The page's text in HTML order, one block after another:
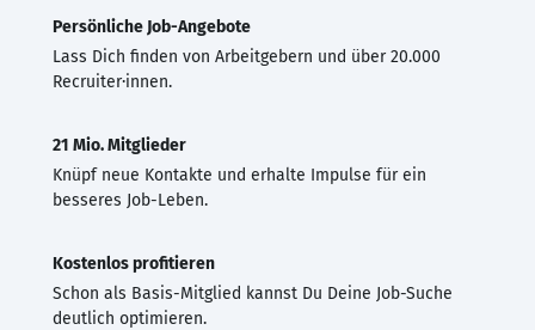
Persönliche Job-Angebote
Lass Dich finden von Arbeitgebern und über 20.000
Recruiter·innen.
21 Mio. Mitglieder
Knüpf neue Kontakte und erhalte Impulse für ein
besseres Job-Leben.
Kostenlos profitieren
Schon als Basis-Mitglied kannst Du Deine Job-Suche
deutlich optimieren.